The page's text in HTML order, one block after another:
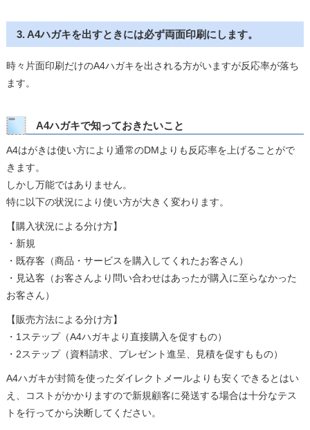
3. A4ハガキを出すときには必ず両面印刷にします。
時々片面印刷だけのA4ハガキを出される方がいますが反応率が落ち
ます。
A4ハガキで知っておきたいこと
A4はがきは使い方により通常のDMよりも反応率を上げることがで
きます。
しかし万能ではありません。
特に以下の状況により使い方が大きく変わります。
【購入状況による分け方】
・新規
・既存客（商品・サービスを購入してくれたお客さん）
・見込客（お客さんより問い合わせはあったが購入に至らなかった
お客さん）
【販売方法による分け方】
・1ステップ（A4ハガキより直接購入を促すもの）
・2ステップ（資料請求、プレゼント進呈、見積を促すももの）
A4ハガキが封筒を使ったダイレクトメールよりも安くできるとはい
え、コストがかかりますので新規顧客に発送する場合は十分なテス
トを行ってから決断してください。